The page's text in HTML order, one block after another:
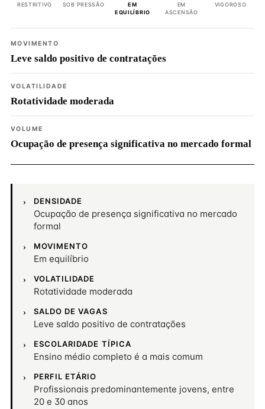
RESTRITIVO SOB PRESSÃO
EM
EQUILÍBRIO
EM
ASCENSÃO
VIGOROSO
MOVIMENTO
Leve saldo positivo de contratações
VOLATILIDADE
Rotatividade moderada
VOLUME
Ocupação de presença significativa no mercado formal
DENSIDADE
Ocupação de presença significativa no mercado
formal
MOVIMENTO
Em equilíbrio
VOLATILIDADE
Rotatividade moderada
SALDO DE VAGAS
Leve saldo positivo de contratações
ESCOLARIDADE TÍPICA
Ensino médio completo é a mais comum
PERFIL ETÁRIO
Profissionais predominantemente jovens, entre
20 e 30 anos